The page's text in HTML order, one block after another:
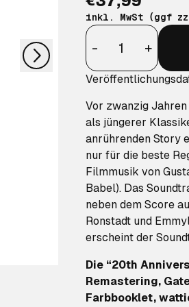
nächstes inkl. MwSt (ggf
Anzahl
-
+
Vor zwanzig
als jüngerer
anrührenden Story
nur für die beste
Filmmusik von
Babel). Das
neben dem Score
Ronstadt und
erscheint der
Die “20th
Remastering,
Farbbooklet,